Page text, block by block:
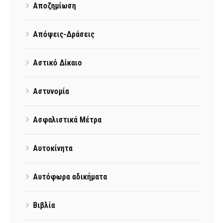
Αποζημίωση
Απόψεις-Δράσεις
Αστικό Δίκαιο
Αστυνομία
Ασφαλιστικά Μέτρα
Αυτοκίνητα
Αυτόφωρα αδικήματα
Βιβλία